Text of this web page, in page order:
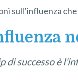
sull’influenza
di successo è